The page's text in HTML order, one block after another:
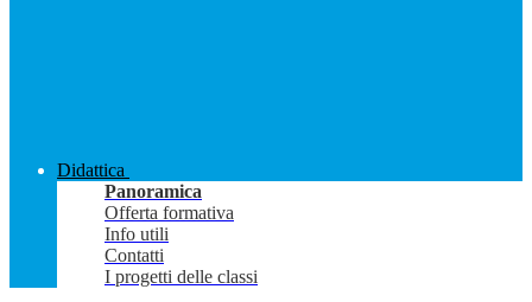
Didattica
Panoramica
Offerta formativa
Info utili
Contatti
I progetti delle classi